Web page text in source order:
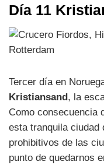
Día 11
Tercer día en
Kristiansand , la
Como consecuencia
esta tranquila ciudad
prohibitivos de las
punto de quedarnos